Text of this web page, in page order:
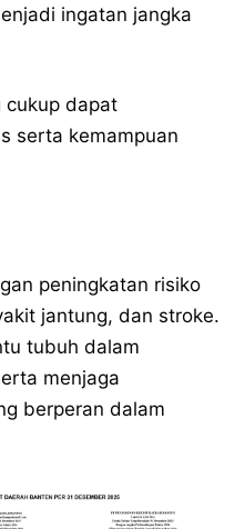
ingatan jangka
cukup dapat
serta kemampuan
peningkatan risiko
jantung, dan stroke.
tubuh dalam
menjaga
berperan dalam